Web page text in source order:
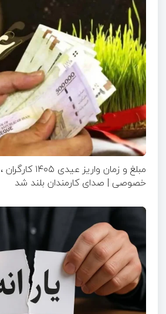
مبلغ و زمان
خصوصی | صدای کارمندان بلند شد